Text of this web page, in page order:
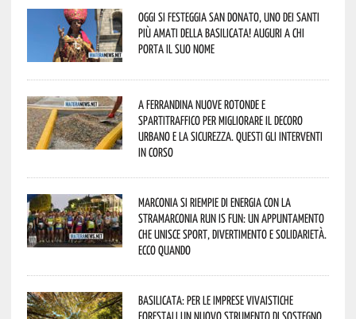
Oggi si festeggia San Donato, uno dei Santi
più amati della Basilicata! Auguri a chi
porta il suo nome
A Ferrandina nuove rotonde e
spartitraffico per migliorare il decoro
urbano e la sicurezza. Questi gli interventi
in corso
Marconia si riempie di energia con la
StraMarconia Run is Fun: un appuntamento
che unisce sport, divertimento e solidarietà.
Ecco quando
Basilicata: per le imprese vivaistiche
forestali un nuovo strumento di sostegno